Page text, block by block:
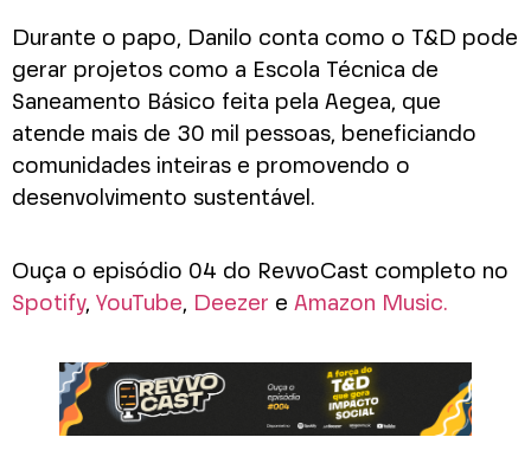
Durante o papo, Danilo conta como o T&D pode
gerar projetos como a Escola Técnica de
Saneamento Básico feita pela Aegea, que
atende mais de 30 mil pessoas, beneficiando
comunidades inteiras e promovendo o
desenvolvimento sustentável.
Ouça o episódio 04 do RevvoCast completo no
Spotify, YouTube, Deezer e Amazon Music.